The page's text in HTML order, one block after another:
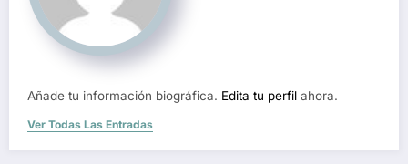
Añade tu información biográfica. Edita tu perfil ahora.
Ver Todas Las Entradas